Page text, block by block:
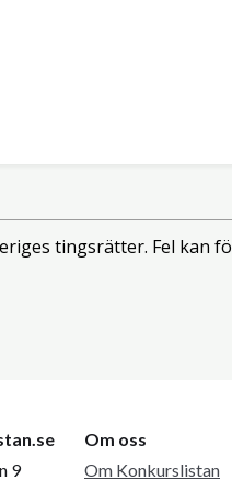
tingsrätter. Fel kan
9
Om oss
Om Konkurslistan